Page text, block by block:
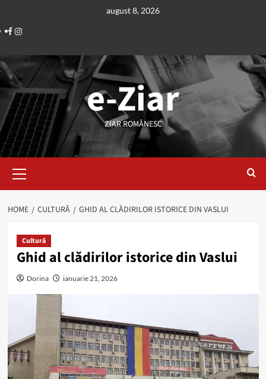
content
august 8, 2026
Facebook
Instagram
e-Ziar
ZIAR ROMÂNESC
Menu
HOME CULTURĂ GHID AL CLĂDIRILOR ISTORICE DIN VASLUI
Cultură
Ghid al clădirilor istorice din Vaslui
Dorina ianuarie 21, 2026